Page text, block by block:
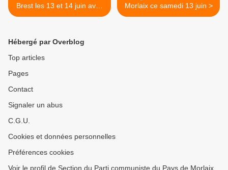
Brest les 13 et 14 juin avec
la troupe de danses de
Morlaix ce samedi 13 juin >
Hébergé par Overblog
Top articles
Pages
Contact
Signaler un abus
C.G.U.
Cookies et données personnelles
Préférences cookies
Voir le profil de Section du Parti communiste du Pays de Morlaix